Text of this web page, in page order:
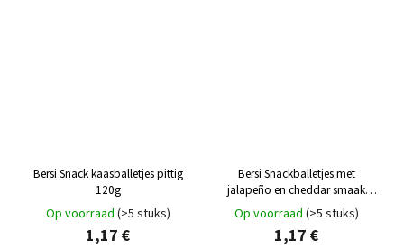
Bersi Snack kaasballetjes pittig
120g
Op voorraad (>5 stuks)
1,17 €
Bersi Snackballetjes met
jalapeño en cheddar smaak
120g
Op voorraad (>5 stuks)
1,17 €